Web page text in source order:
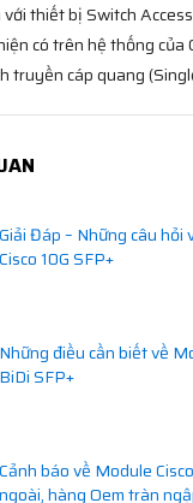
thiết bị Switch
có trên hệ thống của
truyền cáp quang
Giải Đáp – Những câu hỏi
Cisco 10G SFP+
Những điều cần biết về
BiDi SFP+
Cảnh báo về Module
ngoài, hàng Oem tràn